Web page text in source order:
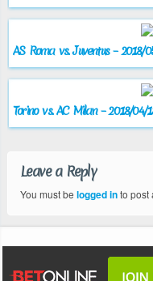
AS Roma vs. Juventus – 2018/
Torino vs. AC Milan – 2018/04/
Leave a Reply
You must be logged into post